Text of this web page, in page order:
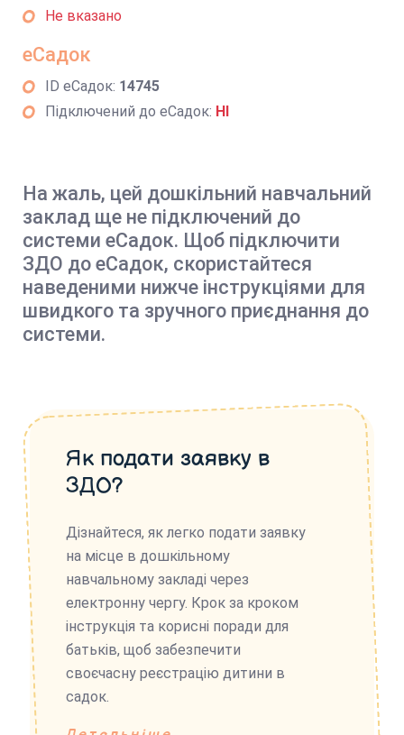
Не вказано
еСадок
ID еСадок: 14745
Підключений до еСадок: НІ
На жаль, цей дошкільний навчальний
заклад ще не підключений до
системи еСадок. Щоб підключити
ЗДО до еСадок, скористайтеся
наведеними нижче інструкціями для
швидкого та зручного приєднання до
системи.
Як подати заявку в
ЗДО?
Дізнайтеся, як легко подати заявку
на місце в дошкільному
навчальному закладі через
електронну чергу. Крок за кроком
інструкція та корисні поради для
батьків, щоб забезпечити
своєчасну реєстрацію дитини в
садок.